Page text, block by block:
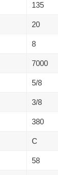
135
20
8
7000
5/8
3/8
380
C
58